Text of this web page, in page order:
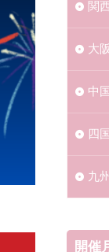
関西
大阪
中国
四国
九
開催